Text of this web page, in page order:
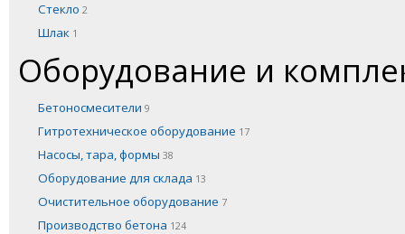
Стекло 2
Шлак 1
Оборудование и
Бетоносмесители 9
Гитротехническое оборудование 17
Насосы, тара, формы 38
Оборудование для склада 13
Очистительное оборудование 7
Производство бетона 124